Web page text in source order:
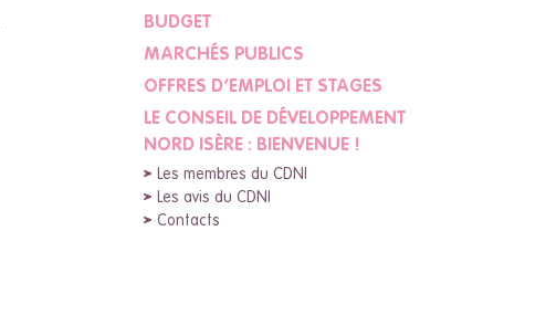
BUDGET
MARCHÉS PUBLICS
OFFRES D’EMPLOI ET STAGES
LE CONSEIL DE DÉVELOPPEMENT
NORD ISÈRE : BIENVENUE !
Les membres du CDNI
Les avis du CDNI
Contacts